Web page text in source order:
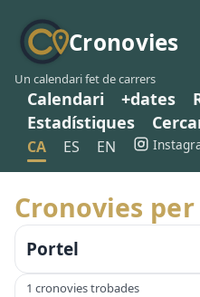
Cronovies
Un calendari fet de carrers
Calendari +dates
Estadístiques
CA ES EN
Cronovies
Portel
1 cronovies trobades